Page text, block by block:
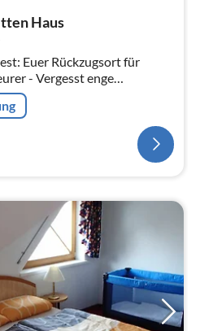
Haus
Euer Rückzugsort für
- Vergesst enge